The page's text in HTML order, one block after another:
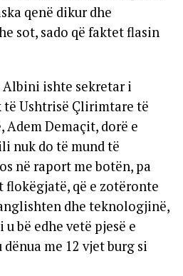
qenë dikur dhe
sot, sado që faktet flasin
ishte sekretar i
Ushtrisë Çlirimtare të
Adem Demaçit, dorë e
nuk do të mund të
në raport me botën, pa
flokëgjatë, që e zotëronte
dhe teknologjinë,
bë edhe vetë pjesë e
me 12 vjet burg si